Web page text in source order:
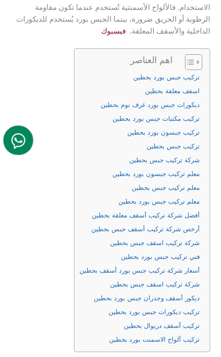
الاستخدام. فالألواح الأسمنتية تُستخدم عندما تكون مقاومة
الرطوبة أو الحريق ضرورة، بينما الجبس بورد يُستخدم للديكورات
الداخلية والأسقف المعلقة. فيسبوك
اهم العناصر
تركيب جبس بورد بحطين
اسقف معلقة بحطين
ديكورات جبس بورد غرف نوم بحطين
تركيب مكتبات جبس بورد بحطين
تركيب جبسون بورد بحطين
تركيب جبس بحطين
شركة تركيب جبس بحطين
معلم تركيب جبسون بورد بحطين
معلم تركيب جبس بحطين
معلم تركيب جبس بورد بحطين
أفضل شركة تركيب أسقف معلقة بحطين
أرخص شركة تركيب أسقف جبس بحطين
شركة تركيب اسقف جبس بحطين
فني تركيب جبس بورد بحطين
أسعار شركة تركيب جبس بورد أسقف بحطين
شركة تركيب اسقف جبس بحطين
ديكور أسقف وجدران جبس بورد بحطين
تركيب ديكورات جبس بورد بحطين
تركيب أسقف دريوال بحطين
تركيب ألواح الاسمنت بورد بحطين